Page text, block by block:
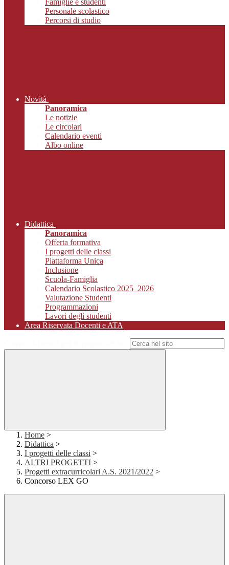
Famiglie e studenti
Personale scolastico
Percorsi di studio
Novità
Panoramica
Le notizie
Le circolari
Calendario eventi
Albo online
Didattica
Panoramica
Offerta formativa
I progetti delle classi
Piattaforma Unica
Inclusione
Scuola-Famiglia
Calendario Scolastico 2025_2026
Valutazione Studenti
Programmazioni
Lavori degli studenti
Area Riservata Docenti e ATA
Home >
Didattica >
I progetti delle classi >
ALTRI PROGETTI >
Progetti extracurricolari A.S. 2021/2022 >
Concorso LEX GO